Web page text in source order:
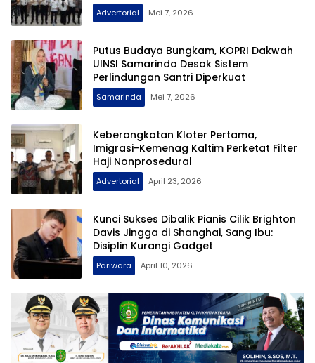
Advertorial Mei 7, 2026
Putus Budaya Bungkam, KOPRI Dakwah
UINSI Samarinda Desak Sistem
Perlindungan Santri Diperkuat
Samarinda Mei 7, 2026
Keberangkatan Kloter Pertama,
Imigrasi-Kemenag Kaltim Perketat Filter
Haji Nonprosedural
Advertorial April 23, 2026
Kunci Sukses Dibalik Pianis Cilik Brighton
Davis Jingga di Shanghai, Sang Ibu:
Disiplin Kurangi Gadget
Pariwara April 10, 2026